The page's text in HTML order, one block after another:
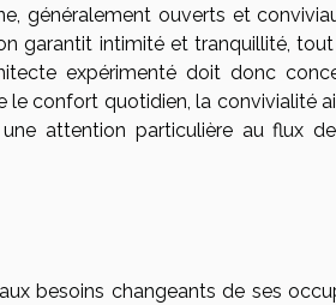
généralement ouverts et
garantit intimité et tranquillité,
expérimenté doit donc
confort quotidien, la convivialité
attention particulière au flux
besoins changeants de ses